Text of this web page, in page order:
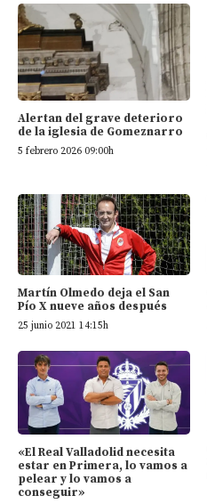
Alertan del grave deterioro
de la iglesia de Gomeznarro
5 febrero 2026 09:00h
Martín Olmedo deja el San
Pío X nueve años después
25 junio 2021 14:15h
«El Real Valladolid necesita
estar en Primera, lo vamos a
pelear y lo vamos a
conseguir»